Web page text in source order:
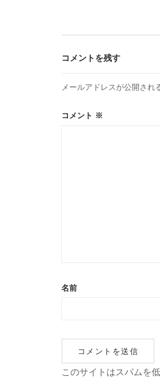
ゲ
ー
コメントを残す
メールアドレスが公開され
コメント ※
名前
このサイトはスパムを